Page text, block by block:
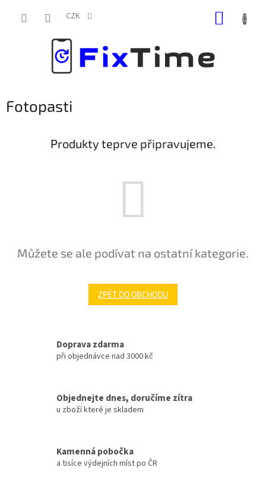
CZK
Fotopasti
Produkty teprve připravujeme.
Můžete se ale podívat na ostatní kategorie.
ZPĚT DO OBCHODU
Doprava zdarma
při objednávce nad 3000 kč
Objednejte dnes, doručíme zítra
u zboží které je skladem
Kamenná pobočka
a tisíce výdejních míst po ČR